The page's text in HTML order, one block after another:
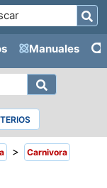
Manuales
> Carnivora